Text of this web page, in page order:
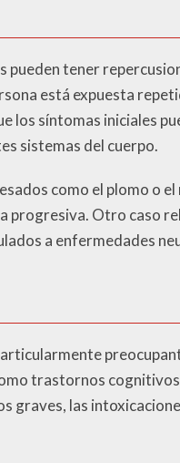
tener
está expuesta
los síntomas iniciales
sistemas del cuerpo.
como el plomo o
progresiva. Otro caso
a enfermedades
trastornos
graves, las